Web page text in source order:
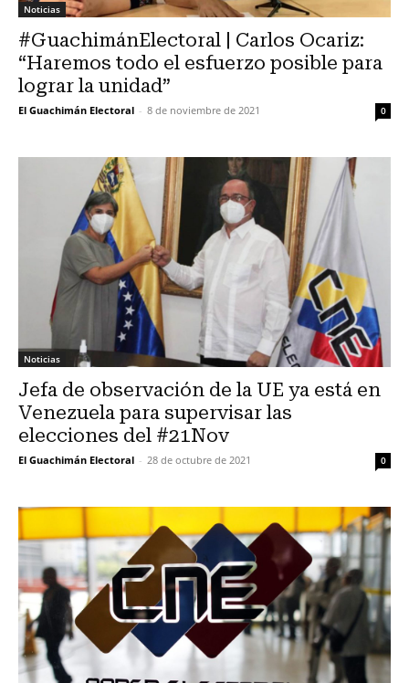
Noticias
#GuachimánElectoral | Carlos Ocariz:
“Haremos todo el esfuerzo posible para
lograr la unidad”
El Guachimán Electoral - 8 de noviembre de 2021 0
Noticias
Jefa de observación de la UE ya está en
Venezuela para supervisar las
elecciones del #21Nov
El Guachimán Electoral - 28 de octubre de 2021 0